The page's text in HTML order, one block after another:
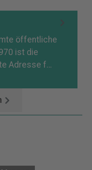
öffentliche
ist die
Adresse f…